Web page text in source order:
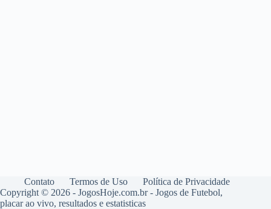
Contato Termos de Uso
Política de Privacidade
Copyright © 2026 - JogosHoje.com.br - Jogos de Futebol,
placar ao vivo, resultados e estatisticas